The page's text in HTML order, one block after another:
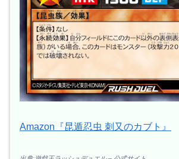
Amazon『昆遁忍虫 刺又のカブト』